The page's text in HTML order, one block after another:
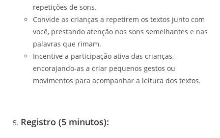
repetições de sons.
Convide as crianças a repetirem os textos junto com
você, prestando atenção nos sons semelhantes e nas
palavras que rimam.
Incentive a participação ativa das crianças,
encorajando-as a criar pequenos gestos ou
movimentos para acompanhar a leitura dos textos.
Registro (5 minutos):